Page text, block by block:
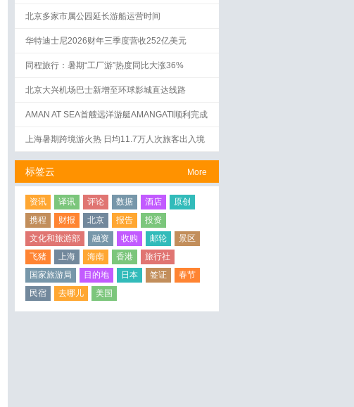
北京多家市属公园延长游船运营时间
华特迪士尼2026财年三季度营收252亿美元
同程旅行：暑期“工厂游”热度同比大涨36%
北京大兴机场巴士新增至环球影城直达线路
AMAN AT SEA首艘远洋游艇AMANGATI顺利完成
上海暑期跨境游火热 日均11.7万人次旅客出入境
More
标签云
资讯 译讯 评论 数据 酒店
原创
携程
财报 北京 报告
投资
文化和旅游部
融资 收购 邮轮
景区
飞猪
上海 海南 香港
旅行社
国家旅游局
目的地 日本 签证
春节
民宿
去哪儿 美国